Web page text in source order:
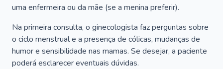
uma enfermeira ou da mãe (se a menina preferir).
Na primeira consulta, o ginecologista faz perguntas sobre
o ciclo menstrual e a presença de cólicas, mudanças de
humor e sensibilidade nas mamas. Se desejar, a paciente
poderá esclarecer eventuais dúvidas.